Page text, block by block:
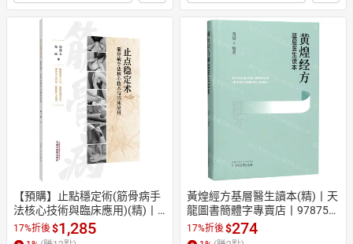
【預購】止點穩定術(筋骨病手
法核心技術與臨床應用)(精)丨
天龍圖書簡體字專賣店丨97875
24703457 (tl2610)
17%折後$1,285
黃煌經方基層醫生讀本(精)丨天
龍圖書簡體字專賣店丨978751
3260176 (tl2606)
17%折後$274